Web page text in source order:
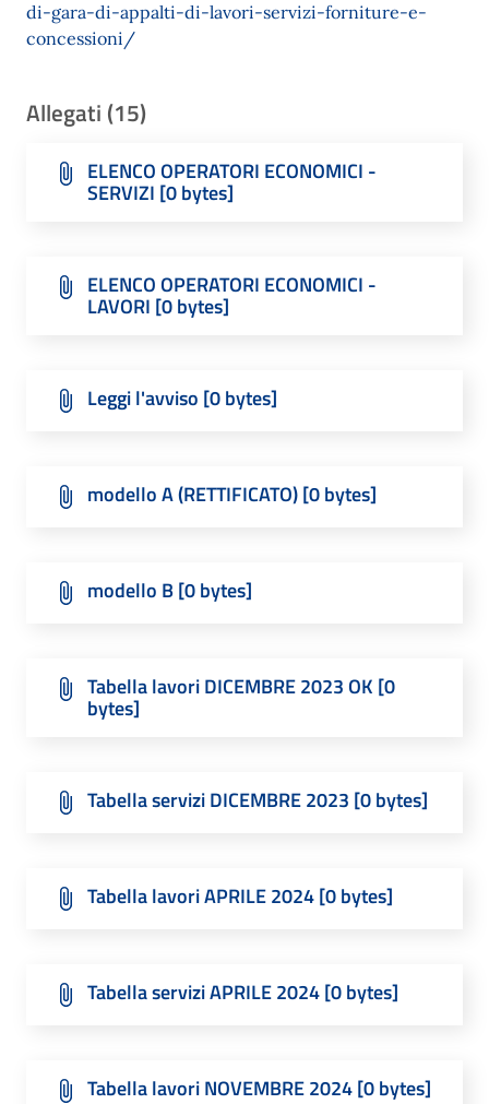
di-gara-di-appalti-di-lavori-servizi-forniture-e-
concessioni/
Allegati (15)
ELENCO OPERATORI ECONOMICI -
SERVIZI [0 bytes]
ELENCO OPERATORI ECONOMICI -
LAVORI [0 bytes]
Leggi l'avviso [0 bytes]
modello A (RETTIFICATO) [0 bytes]
modello B [0 bytes]
Tabella lavori DICEMBRE 2023 OK [0
bytes]
Tabella servizi DICEMBRE 2023 [0 bytes]
Tabella lavori APRILE 2024 [0 bytes]
Tabella servizi APRILE 2024 [0 bytes]
Tabella lavori NOVEMBRE 2024 [0 bytes]